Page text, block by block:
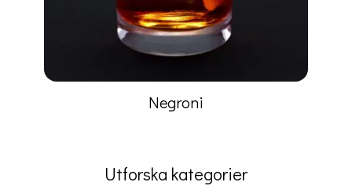
Negroni
Utforska kategorier